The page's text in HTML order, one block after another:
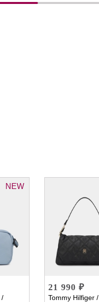
NEW
/
21 990 ₽
Tommy Hilfiger /